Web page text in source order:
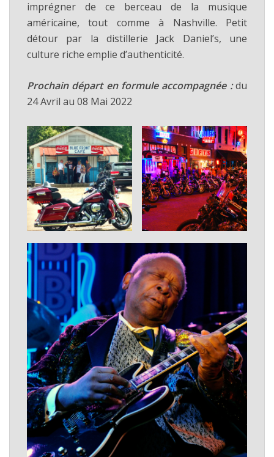
imprégner de ce berceau de la musique
américaine, tout comme à Nashville. Petit
détour par la distillerie Jack Daniel’s, une
culture riche emplie d’authenticité.
Prochain départ en formule accompagnée :du
24 Avril au 08 Mai 2022